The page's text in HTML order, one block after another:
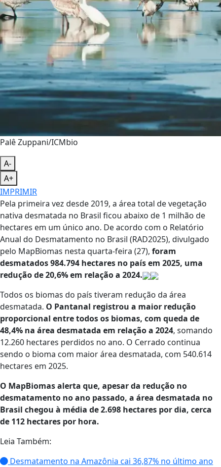
Palê Zuppani/ICMbio
A-
A+
IMPRIMIR
Pela primeira vez desde 2019, a área total de vegetação
nativa desmatada no Brasil ficou abaixo de 1 milhão de
hectares em um único ano. De acordo com o Relatório
Anual do Desmatamento no Brasil (RAD2025), divulgado
pelo MapBiomas nesta quarta-feira (27), foram
desmatados 984.794 hectares no país em 2025, uma
redução de 20,6% em relação a 2024.
Todos os biomas do país tiveram redução da área
desmatada. O Pantanal registrou a maior redução
proporcional entre todos os biomas, com queda de
48,4% na área desmatada em relação a 2024, somando
12.260 hectares perdidos no ano. O Cerrado continua
sendo o bioma com maior área desmatada, com 540.614
hectares em 2025.
O MapBiomas alerta que, apesar da redução no
desmatamento no ano passado, a área desmatada no
Brasil chegou à média de 2.698 hectares por dia, cerca
de 112 hectares por hora.
Leia Também:
Desmatamento na Amazônia cai 36,87% no último ano